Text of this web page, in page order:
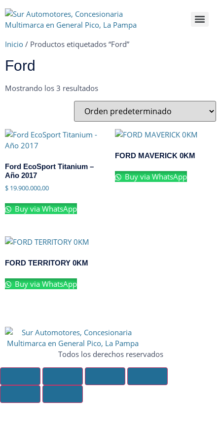
Inicio / Productos etiquetados “Ford”
Ford
Mostrando los 3 resultados
Ford EcoSport Titanium –
Año 2017
$ 19.900.000,00
Buy via WhatsApp
FORD MAVERICK 0KM
Buy via WhatsApp
FORD TERRITORY 0KM
Buy via WhatsApp
Todos los derechos reservados